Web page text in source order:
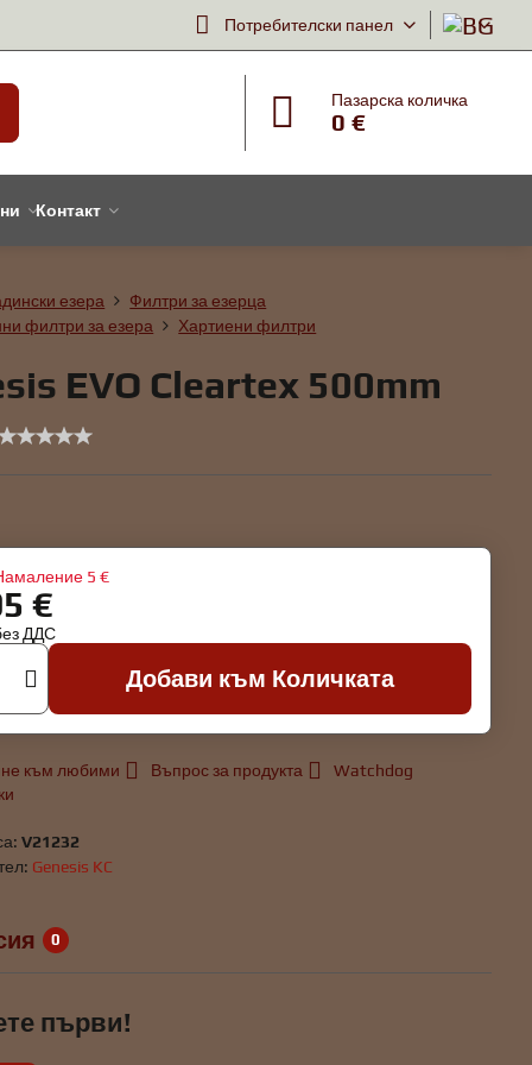
Потребителски панел
Пазарска количка
0 €
Контакт
езера
Филтри за езерца
филтри за езера
Хартиени филтри
EVO Cleartex 500mm
5 €
€
ДДС
Добави към Количката
към любими Въпрос за продукта
Watchdog
V21232
Genesis KC
0
първи!